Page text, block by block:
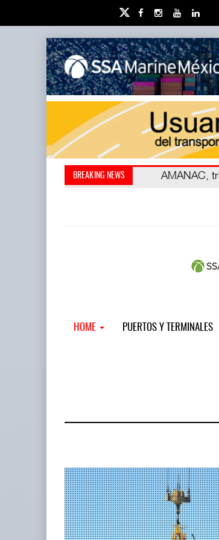
BREAKING NEWS Kanasín,
AMANAC,
HOME PUERTOS Y TERMINALES